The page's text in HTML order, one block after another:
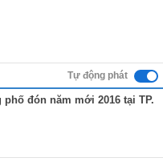
Tự động phát
đón năm mới 2016 tại TP.